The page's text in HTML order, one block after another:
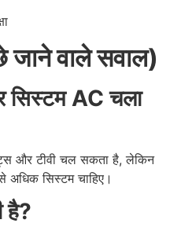
वाले सवाल)
सिस्टम AC चला
और टीवी चल सकता है, लेकिन
सिस्टम चाहिए।
है?